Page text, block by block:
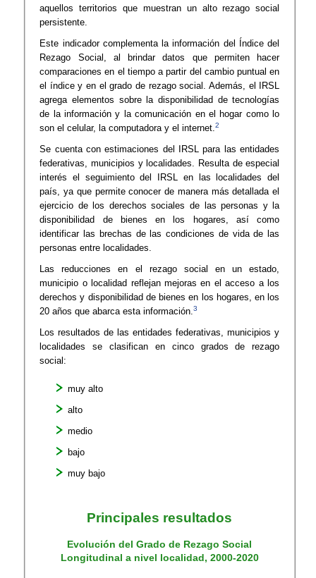
aquellos territorios que muestran un alto rezago social
persistente.
Este indicador complementa la información del Índice del
Rezago Social, al brindar datos que permiten hacer
comparaciones en el tiempo a partir del cambio puntual en
el índice y en el grado de rezago social. Además, el IRSL
agrega elementos sobre la disponibilidad de tecnologías
de la información y la comunicación en el hogar como lo
son el celular, la computadora y el internet.2
Se cuenta con estimaciones del IRSL para las entidades
federativas, municipios y localidades. Resulta de especial
interés el seguimiento del IRSL en las localidades del
país, ya que permite conocer de manera más detallada el
ejercicio de los derechos sociales de las personas y la
disponibilidad de bienes en los hogares, así como
identificar las brechas de las condiciones de vida de las
personas entre localidades.
Las reducciones en el rezago social en un estado,
municipio o localidad reflejan mejoras en el acceso a los
derechos y disponibilidad de bienes en los hogares, en los
20 años que abarca esta información.3
Los resultados de las entidades federativas, municipios y
localidades se clasifican en cinco grados de rezago
social:
muy alto
alto
medio
bajo
muy bajo
Principales resultados
Evolución del Grado de Rezago Social
Longitudinal a nivel localidad, 2000-2020